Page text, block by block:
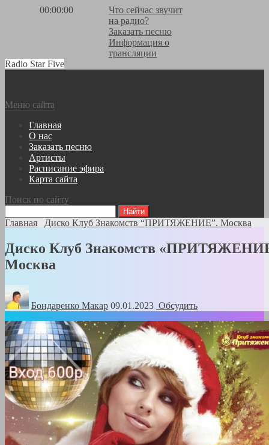
00:00:00
Что сейчас звучит
на радио?
Заказать песню
Информация о
трансляции
Radio Star Five
Меню сайта
Главная
О нас
Заказать песню
Артисты
Расписание эфира
Карта сайта
Поиск по сайту
Главная Диско Клуб Знакомств “ПРИТЯЖЕНИЕ”. Москва
Диско Клуб Знакомств
Москва
Бондаренко Mакар 09.01.2023 Обсудить